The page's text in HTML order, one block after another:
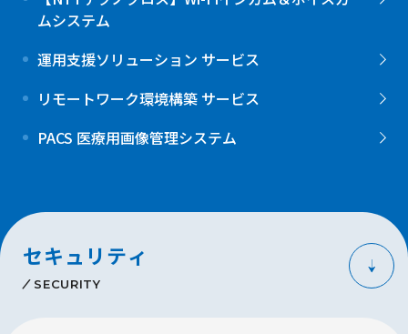
ムシステム
運用支援ソリューション サービス
リモートワーク環境構築 サービス
PACS 医療用画像管理システム
セキュリティ
SECURITY